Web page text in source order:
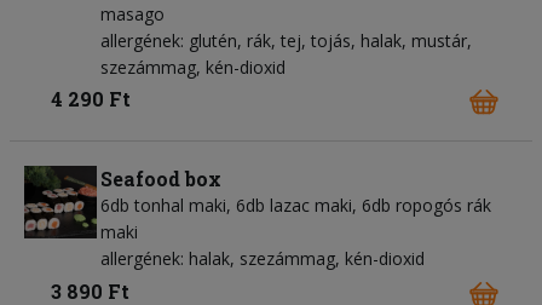
masago
allergének: glutén, rák, tej, tojás, halak, mustár,
szezámmag, kén-dioxid
4 290 Ft
Seafood box
6db tonhal maki, 6db lazac maki, 6db ropogós rák
maki
allergének: halak, szezámmag, kén-dioxid
3 890 Ft